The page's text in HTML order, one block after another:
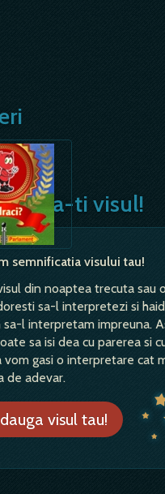
ti visul!
semnificatia visului tau!
din noaptea trecuta sau
sa-l interpretezi si
sa-l interpretam impreuna.
sa isi dea cu parerea si
vom gasi o interpretare cat
de adevar.
visul tau!